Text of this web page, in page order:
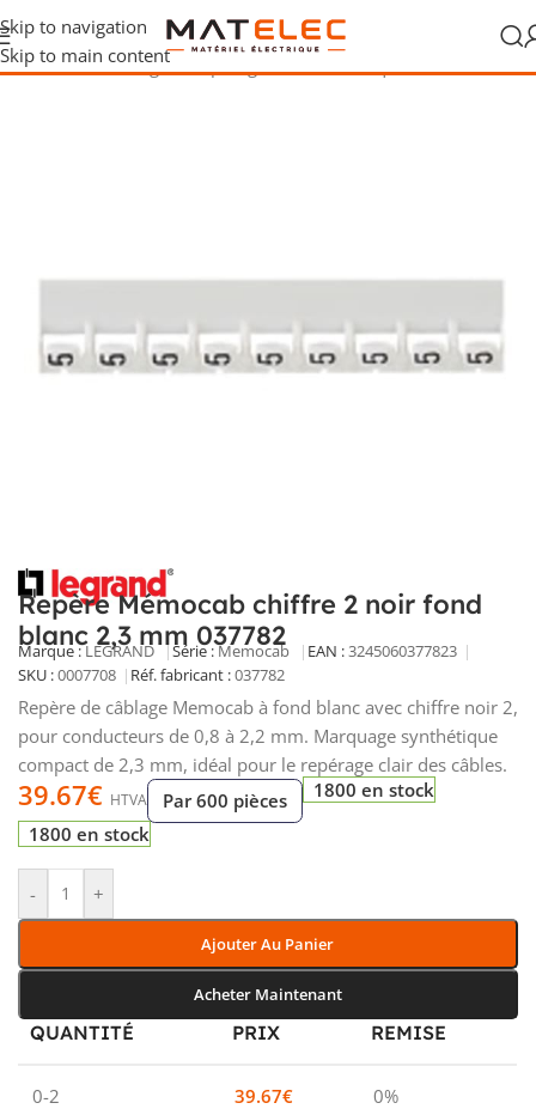
Skip to navigation
Skip to main content
/Tirage et repérage de câbles/Étiquettes de câbles
Repère Mémocab chiffre 2 noir fond
blanc 2,3 mm 037782
Marque :LEGRAND Série :Memocab EAN :3245060377823
SKU :0007708 Réf. fabricant :037782
Repère de câblage Memocab à fond blanc avec chiffre noir 2,
pour conducteurs de 0,8 à 2,2 mm. Marquage synthétique
compact de 2,3 mm, idéal pour le repérage clair des câbles.
39.67€ HTVA Par 600 pièces
1800 en stock
1800 en stock
- +
Ajouter Au Panier
Acheter Maintenant
QUANTITÉ PRIX REMISE
0-2 39.67€ 0%